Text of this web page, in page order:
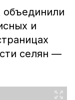
объединили
и
селян —